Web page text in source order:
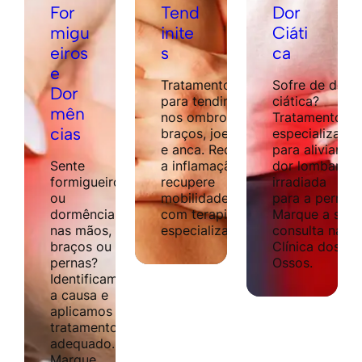
For
migu
eiros
e
Dor
mên
cias
Sente
formigueiro
ou
dormência
nas mãos,
braços ou
pernas?
Identificamos
a causa e
aplicamos
tratamento
adequado.
Tend
inite
s
Tratamento
para tendinites
nos ombros,
braços, joelhos
e anca. Reduza
a inflamação e
recupere
mobilidade
com terapias
especializadas.
Dor
Ciáti
ca
Sofre de dor
ciática?
Tratamento
especializado
para aliviar
dor lombar
irradiada
para a perna.
Marque a sua
consulta na
Clínica dos
Ossos.